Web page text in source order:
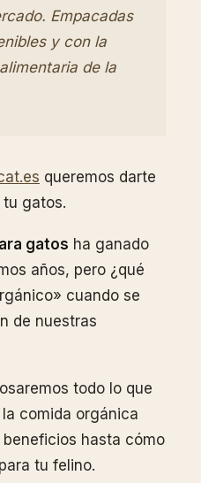
Empacadas
y con la
de la
queremos darte
gatos.
gatos ha ganado
años, pero ¿qué
cuando se
de nuestras
todo lo que
comida orgánica
hasta cómo
tu felino.